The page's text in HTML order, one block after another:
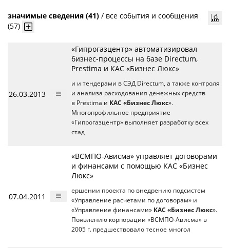
значимые сведения (41) / все события и сообщения
(57)
26.03.2013
«Гипрогазцентр» автоматизировал
бизнес-процессы на базе Directum,
Prestima и КАС «Бизнес Люкс»
и и тендерами в СЭД Directum, а также контроля
и анализа расходования денежных средств
в Prestima и КАС «Бизнес Люкс».
Многопрофильное предприятие
«Гипрогазцентр» выполняет разработку всех
стад
07.04.2011
«ВСМПО-Ависма» управляет договорами
и финансами с помощью КАС «Бизнес
Люкс»
ершении проекта по внедрению подсистем
«Управление расчетами по договорам» и
«Управление финансами» КАС «Бизнес Люкс».
Появлению корпорации «ВСМПО-Ависма» в
2005 г. предшествовало тесное многол